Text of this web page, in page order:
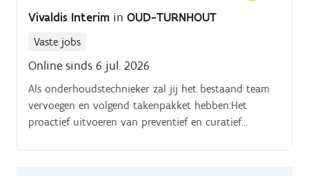
Réaliser des interventions électriques de base lorsque
cela est nécessaire Contribuer au bon
de production
Vivaldis Interim in OUD-TURNHOUT
Vaste jobs
Online sinds 6 jul. 2026
Als onderhoudstechnieker zal jij het bestaand team
vervoegen en volgend takenpakket hebben:Het
proactief uitvoeren van preventief en curatief
een sterke mechanische focus. Het met chirurgische